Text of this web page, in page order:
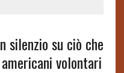
silenzio su ciò che
volontari